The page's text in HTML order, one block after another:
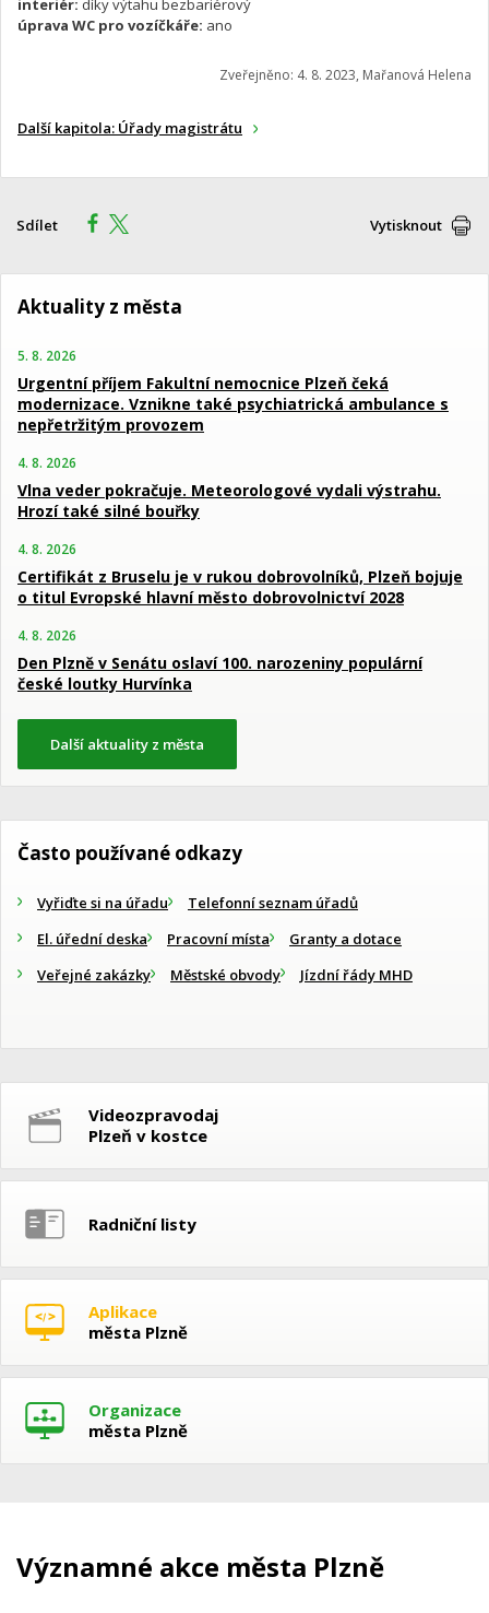
interiér: díky výtahu bezbariérový
úprava WC pro vozíčkáře: ano
Zveřejněno: 4. 8. 2023, Mařanová Helena
Další kapitola: Úřady magistrátu
Sdílet Vytisknout
Aktuality z města
5. 8. 2026
Urgentní příjem Fakultní nemocnice Plzeň čeká
modernizace. Vznikne také psychiatrická ambulance s
nepřetržitým provozem
4. 8. 2026
Vlna veder pokračuje. Meteorologové vydali výstrahu.
Hrozí také silné bouřky
4. 8. 2026
Certifikát z Bruselu je v rukou dobrovolníků, Plzeň bojuje
o titul Evropské hlavní město dobrovolnictví 2028
4. 8. 2026
Den Plzně v Senátu oslaví 100. narozeniny populární
české loutky Hurvínka
Další aktuality z města
Často používané odkazy
Vyřiďte si na úřadu
Telefonní seznam úřadů
El. úřední deska
Pracovní místa
Granty a dotace
Veřejné zakázky
Městské obvody Jízdní řády MHD
Videozpravodaj
Plzeň v kostce
Radniční listy
Aplikace
města Plzně
Organizace
města Plzně
Významné akce města Plzně